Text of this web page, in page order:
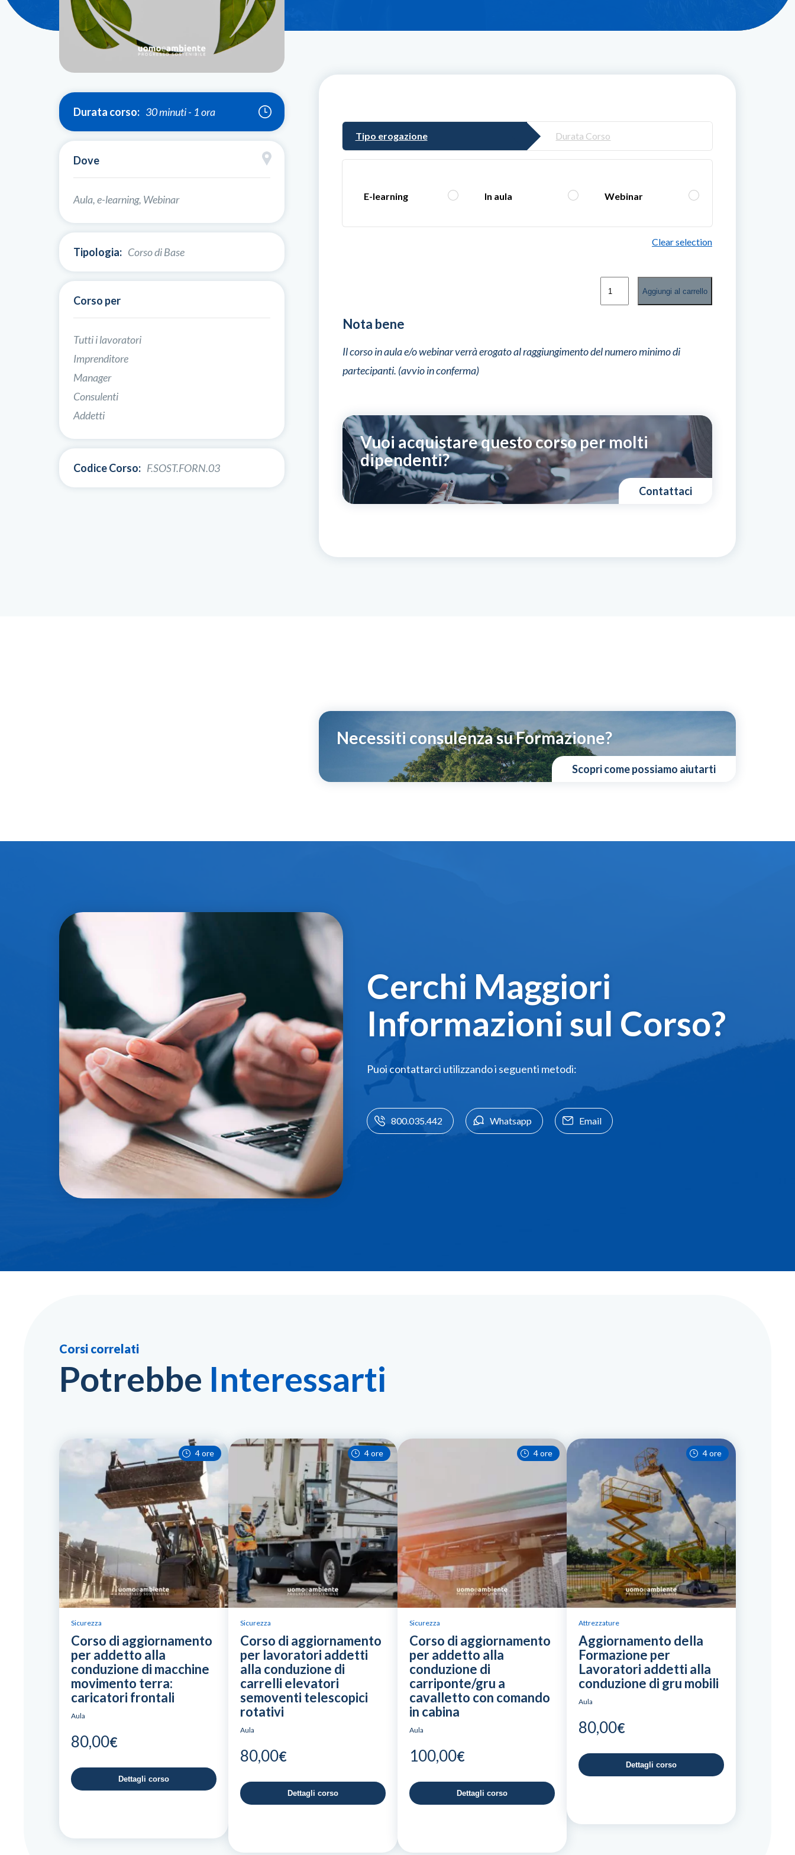
Durata corso: 30 minuti - 1 ora
Dove
Aula, e-learning, Webinar
Tipologia: Corso di Base
Corso per
Tutti i lavoratori
Imprenditore
Manager
Consulenti
Addetti
Codice Corso: F.SOST.FORN.03
Tipo erogazione Durata Corso
E-learning In aula Webinar
Clear selection
marchi
Aggiungi al carrello
Nota bene
Il corso in aula e/o webinar verrà erogato al raggiungimento del numero minimo di
partecipanti. (avvio in conferma)
Vuoi acquistare questo corso per molti
dipendenti?
Contattaci
Necessiti consulenza su Formazione?
Scopri come possiamo aiutarti
Cerchi Maggiori
Informazioni sul Corso?
Puoi contattarci utilizzando i seguenti metodi:
800.035.442 Whatsapp Email
Corsi correlati
Potrebbe Interessarti
Sicurezza
Corso di aggiornamento
per addetto alla
conduzione di macchine
movimento terra:
caricatori frontali
Aula
4 ore
80,00€
Dettagli corso
Sicurezza
Corso di aggiornamento
per lavoratori addetti
alla conduzione di
carrelli elevatori
semoventi telescopici
rotativi
Aula
4 ore
80,00€
Dettagli corso
Sicurezza
Corso di aggiornamento
per addetto alla
conduzione di
carriponte/gru a
cavalletto con comando
in cabina
Aula
4 ore
100,00€
Dettagli corso
Attrezzature
Aggiornamento della
Formazione per
Lavoratori addetti alla
conduzione di gru mobili
Aula
4 ore
80,00€
Dettagli corso